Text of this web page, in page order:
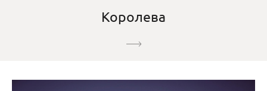
Королева